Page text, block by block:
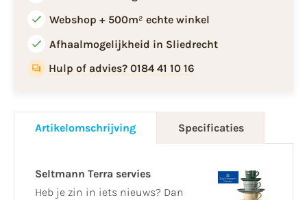
Webshop + 500m² echte winkel
Afhaalmogelijkheid in Sliedrecht
Hulp of advies? 0184 41 10 16
Artikelomschrijving Specificaties
Seltmann Terra servies
Heb je zin in iets nieuws? Dan